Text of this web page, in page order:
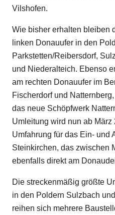
Vilshofen.
Wie bisher erhalten bleiben
linken Donauufer in den
Parkstetten/Reibersdorf,
und Niederalteich. Ebenso
am rechten Donauufer im
Fischerdorf und
das neue Schöpfwerk
Umleitung wird nun ab März
Umfahrung für das Ein- und
Steinkirchen, das zwischen
ebenfalls direkt am
Die streckenmäßig größte
in den Poldern Sulzbach
reihen sich mehrere